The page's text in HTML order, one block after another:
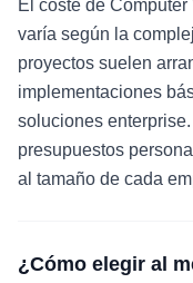
El coste de
varía según la
proyectos suelen
implementaciones
soluciones
presupuestos
al tamaño de cada
¿Cómo elegir al